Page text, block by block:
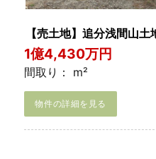
【売土地】追分浅間山
1億4,430万円
間取り： m²
物件の詳細を見る